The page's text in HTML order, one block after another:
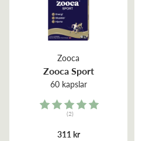
Zooca
Zooca Sport
60 kapslar
Rating:
(2)
311 kr